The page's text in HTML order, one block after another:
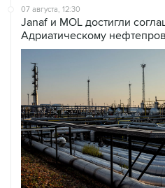
07 августа, 12:30
Janaf и MOL достигли
Адриатическому